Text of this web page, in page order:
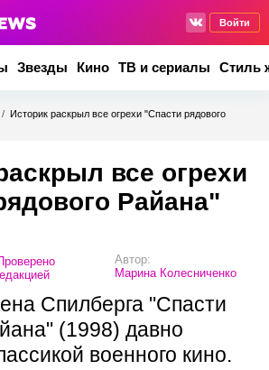
Войти
Звезды Кино ТВ и сериалы Стиль
/ Историк раскрыл все огрехи "Спасти рядового
все огрехи
Райана"
Автор:
Марина Колесниченко
Спилберга "Спасти
(1998) давно
военного кино.